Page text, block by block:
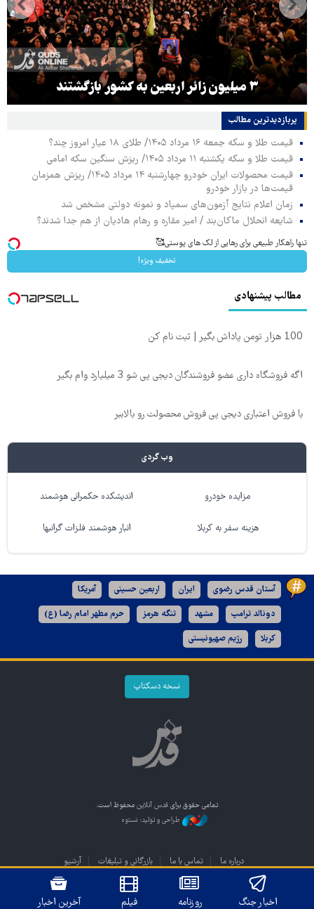
۳ میلیون زائر اربعین به کشور بازگشتند
پربازدیدترین‌ مطالب
قیمت طلا و سکه جمعه ۱۶ مرداد ۱۴۰۵/ طلای ۱۸ عیار امروز چند؟
قیمت طلا و سکه یکشنبه ۱۱ مرداد ۱۴۰۵/ ریزش سنگین سکه امامی
قیمت محصولات ایران خودرو چهارشنبه ۱۴ مرداد ۱۴۰۵/ ریزش همزمان
قیمت‌ها در بازار خودرو
زمان اعلام نتایج آزمون‌های سمپاد و نمونه دولتی مشخص شد
شایعه انحلال ماکان‌بند / امیر مقاره و رهام هادیان از هم جدا شدند؟
تنها راهکار طبیعی برای رهایی از لک های پوستی🥰
تخفیف ویژه!
مطالب پیشنهادی
100 هزار تومن پاداش بگیر | ثبت نام کن
اگه فروشگاه داری عضو فروشندگان دیجی پی شو 3 میلیارد وام بگیر
با فروش اعتباری دیجی پی فروش محصولت رو بالاببر
وب گردی
مزایده خودرو اندیشکده حکمرانی هوشمند
هزینه سفر به کربلا انبار هوشمند فلزات گرانبها
آستان قدس رضوی ایران اربعین حسینی آمریکا
دونالد ترامپ مشهد تنگه هرمز حرم مطهر امام رضا (ع)
کربلا رژیم صهیونیستی
نسخه دسکتاپ
تمامی حقوق برای قدس آنلاین محفوظ است.
طراحی و تولید: نستوه
درباره ما تماس با ما بازرگانی و تبلیغات آرشیو
اخبار جنگ روزنامه فیلم آخرین اخبار